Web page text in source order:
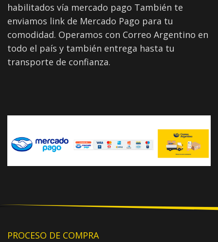
habilitados vía mercado pago También te
enviamos link de Mercado Pago para tu
comodidad. Operamos con Correo Argentino en
todo el país y también entrega hasta tu
transporte de confianza.
PROCESO DE COMPRA